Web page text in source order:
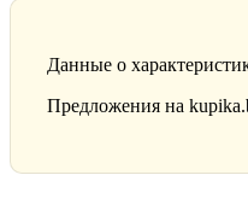
Данные о
Предложения на